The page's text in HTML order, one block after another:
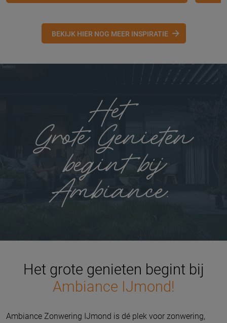
BEKIJK HIER NOG MEER INSPIRATIE
Het grote genieten begint bij
Ambiance IJmond!
Ambiance Zonwering IJmond is dé plek voor zonwering,